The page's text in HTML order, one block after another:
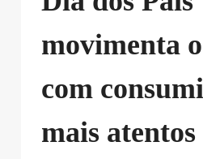
movimenta
com
mais